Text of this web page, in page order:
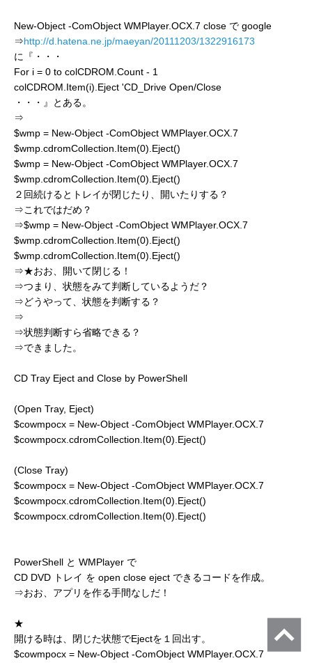
New-Object -ComObject WMPlayer.OCX.7 close で google
⇒http://d.hatena.ne.jp/maeyan/20111203/1322916173
に『・・・
For i = 0 to colCDROM.Count - 1
colCDROM.Item(i).Eject 'CD_Drive Open/Close
・・・』とある。
⇒
$wmp = New-Object -ComObject WMPlayer.OCX.7
$wmp.cdromCollection.Item(0).Eject()
$wmp = New-Object -ComObject WMPlayer.OCX.7
$wmp.cdromCollection.Item(0).Eject()
２回続けるとトレイが閉じたり、開いたりする？
⇒これではだめ？
⇒$wmp = New-Object -ComObject WMPlayer.OCX.7
$wmp.cdromCollection.Item(0).Eject()
$wmp.cdromCollection.Item(0).Eject()
⇒★おお、開いて閉じる！
⇒つまり、状態をみて判断しているようだ？
⇒どうやって、状態を判断する？
⇒
⇒状態判断すら省略できる？
⇒できました。
CD Tray Eject and Close by PowerShell
(Open Tray, Eject)
$cowmpocx = New-Object -ComObject WMPlayer.OCX.7
$cowmpocx.cdromCollection.Item(0).Eject()
(Close Tray)
$cowmpocx = New-Object -ComObject WMPlayer.OCX.7
$cowmpocx.cdromCollection.Item(0).Eject()
$cowmpocx.cdromCollection.Item(0).Eject()
PowerShell と WMPlayer で
CD DVD トレイ を open close eject できるコードを作成。
⇒おお、アプリを作る手間なしだ！
★
開ける時は、閉じた状態でEjectを１回出す。
$cowmpocx = New-Object -ComObject WMPlayer.OCX.7